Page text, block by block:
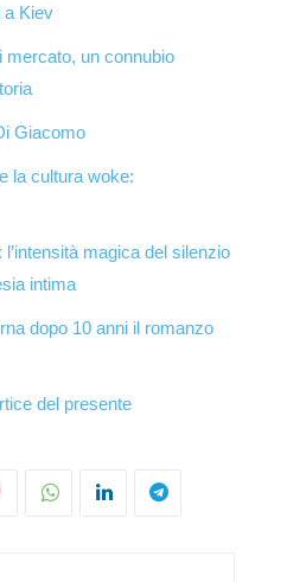
a Kiev
mercato, un connubio
Giacomo
la cultura woke:
magica del silenzio
intima
dopo 10 anni il romanzo
del presente